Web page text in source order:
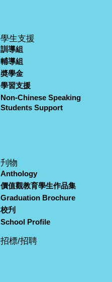
學生支援
訓導組
輔導組
奬學金
學習支援
Non-Chinese Speaking
Students Support
刋物
Anthology
價值觀教育學生作品集
Graduation Brochure
校刋
School Profile
招標/招聘